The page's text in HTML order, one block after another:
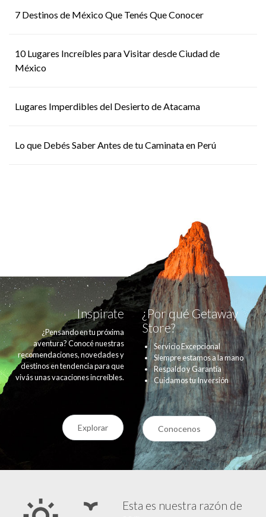
7 Destinos de México Que Tenés Que Conocer
10 Lugares Increíbles para Visitar desde Ciudad de
México
Lugares Imperdibles del Desierto de Atacama
Lo que Debés Saber Antes de tu Caminata en Perú
Inspirate
¿Pensando en tu próxima
aventura? Conocé nuestras
recomendaciones, novedades y
destinos en tendencia para que
vivás unas vacaciones increíbles.
¿Por qué Getaway
Store?
Servicio Excepcional
Siempre estamos a la mano
Respaldo y Garantía
Cuidamos tu Inversión
Explorar Conocenos
Esta es nuestra razón de